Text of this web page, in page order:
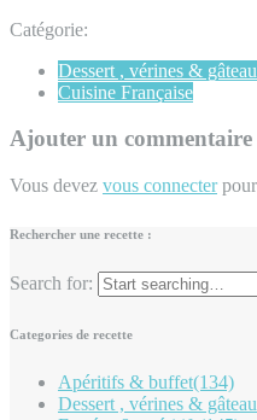
Catégorie:
Dessert , vérines &
Cuisine Française
Ajouter un commentaire
Vous devez vous connecterpour
Rechercher une recette :
Search for:
Categories de recette
Apéritifs & buffet(134)
Dessert , vérines &